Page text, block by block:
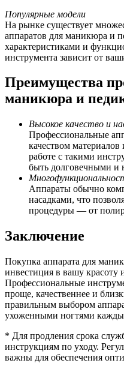
Популярные модели
На рынке существует
аппаратов для маникюра и
характеристиками и
инструмента зависит от
Преимущества
маникюра и
Высокое качество и
Профессиональные
качеством
работе с такими
быть долговечными и
Аппараты обычно
насадками, что
процедуры — от
Заключение
Покупка аппарата для
инвестиция в вашу красоту
Профессиональные
проще, качественнее и
правильным выбором
ухоженными ногтями
* Для продления срока
инструкциям по уходу.
важны для обеспечения